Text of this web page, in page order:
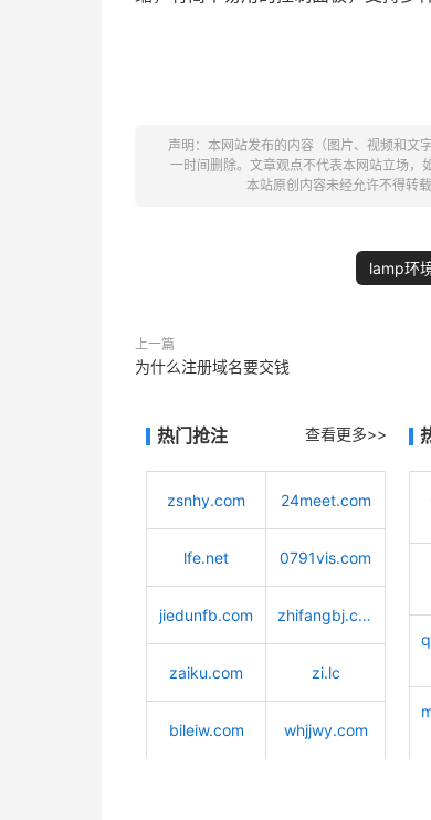
声明：本网站发布的内容（图片、视频和文
一时间删除。文章观点不代表本网站立场
本站原创内容未经允许不得转
lamp环
上一篇
为什么注册域名要交钱
热门抢注 查看更多>>
zsnhy.com 24meet.com
lfe.net 0791vis.com
jiedunfb.com zhifangbj.com
zaiku.com zi.lc
bileiw.com whjjwy.com